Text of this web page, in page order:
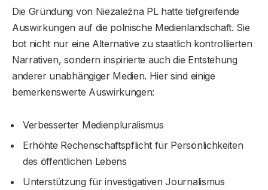
Die Gründung von Niezależna PL hatte tiefgreifende
Auswirkungen auf die polnische Medienlandschaft. Sie
bot nicht nur eine Alternative zu staatlich kontrollierten
Narrativen, sondern inspirierte auch die Entstehung
anderer unabhängiger Medien. Hier sind einige
bemerkenswerte Auswirkungen:
Verbesserter Medienpluralismus
Erhöhte Rechenschaftspflicht für Persönlichkeiten
des öffentlichen Lebens
Unterstützung für investigativen Journalismus